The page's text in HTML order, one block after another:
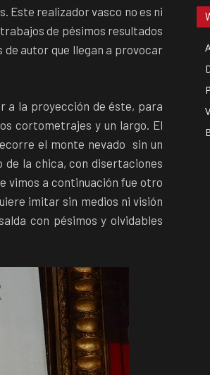
Este realizador vasco no es ni
de pésimos resultados
de autor que llegan a provocar
a la proyección de éste, para
cortometrajes y un largo. El
el monte nevado sin un
de la chica, con disertaciones
vimos a continuación fue otro
imitar sin medios ni visión
con pésimos y olvidables